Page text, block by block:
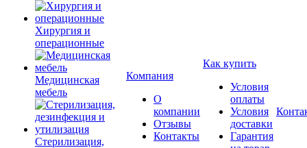
Хирургия и
операционные
Медицинская
мебель
Стерилизация,
Компания
О
компании
Отзывы
Контакты
Как купить
Условия
оплаты
Условия
доставки
Гарантия